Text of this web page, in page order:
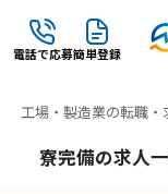
電話で応募簡単登録
工場・製造業の転職
寮完備の求人